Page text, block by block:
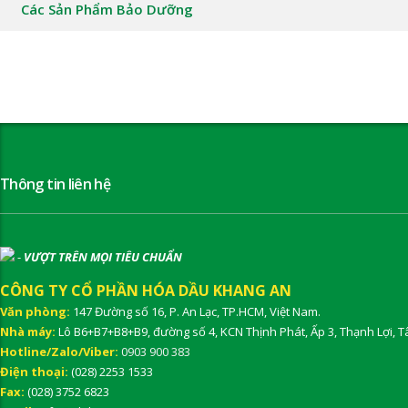
Các Sản Phẩm Bảo Dưỡng
Thông tin liên hệ
- VƯỢT TRÊN MỌI TIÊU CHUẨN
CÔNG TY CỔ PHẦN HÓA DẦU KHANG AN
Văn phòng: 147 Đường số 16, P. An Lạc, TP.HCM, Việt Nam.
Nhà máy: Lô B6+B7+B8+B9, đường số 4, KCN Thịnh Phát, Ấp 3, Thạnh Lợi,
Hotline/Zalo/Viber: 0903 900 383
Điện thoại: (028) 2253 1533
Fax: (028) 3752 6823